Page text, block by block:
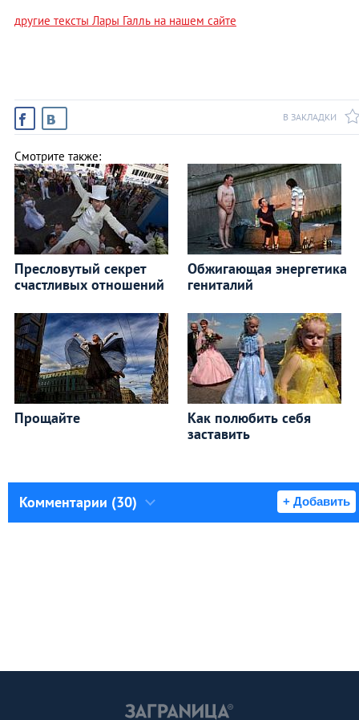
другие тексты Лары Галль на нашем сайте
В ЗАКЛАДКИ
Смотрите также:
Пресловутый секрет
счастливых отношений
Обжигающая энергетика
гениталий
Прощайте
Как полюбить себя
заставить
Комментарии (30) + Добавить